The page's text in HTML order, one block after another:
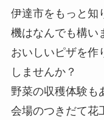
伊達市をもっと
機はなんでも構い
おいしいピザを作
しませんか？
野菜の収穫体験も
会場のつきだて花